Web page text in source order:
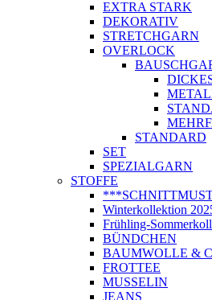
EXTRA STARK
DEKORATIV
STRETCHGARN
OVERLOCK
STANDARD
SET
SPEZIALGARN
STOFFE
Winterkollektion
Frühling-
BÜNDCHEN
BAUMWOLLE &
FROTTEE
MUSSELIN
JEANS